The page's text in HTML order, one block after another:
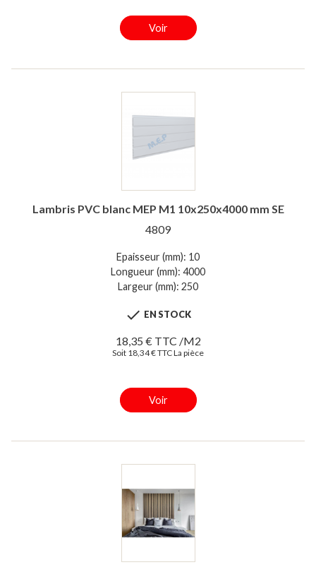
Voir
Lambris PVC blanc MEP M1 10x250x4000 mm SE
4809
Epaisseur (mm): 10
Longueur (mm): 4000
Largeur (mm): 250
 EN STOCK
18,35 € TTC /M2
Soit 18,34 € TTC La pièce
Voir